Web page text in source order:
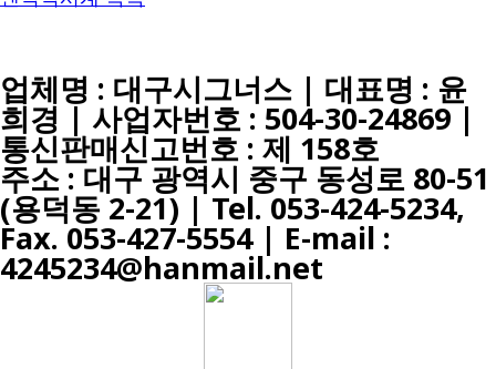
업체명 : 대구시그너스 | 대표명 : 윤
희경 | 사업자번호 : 504-30-24869 |
통신판매신고번호 : 제 158호
주소 : 대구 광역시 중구 동성로 80-51
(용덕동 2-21) |Tel. 053-424-5234,
Fax. 053-427-5554| E-mail :
4245234@hanmail.net